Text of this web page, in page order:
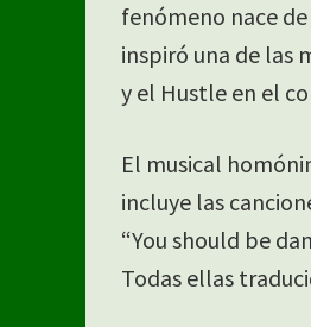
fenómeno nace
inspiró una de las
y el Hustle en el
El musical
incluye las
“You should be
Todas ellas